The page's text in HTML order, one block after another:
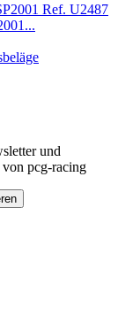
und
pcg-racing